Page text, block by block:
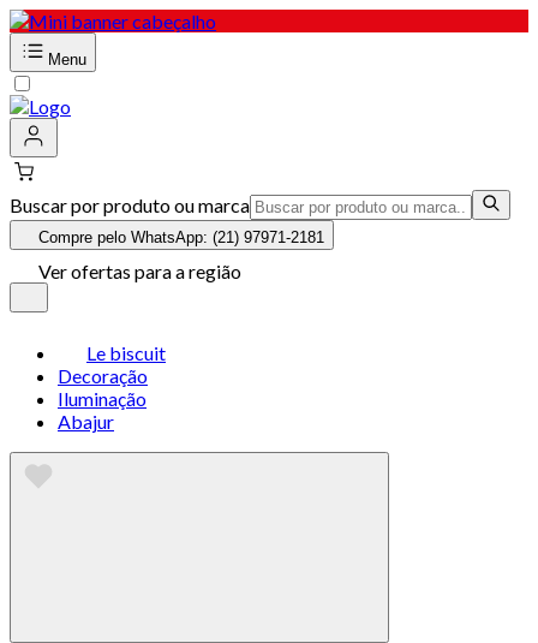
Menu
Buscar por produto ou marca
Compre pelo WhatsApp: (21) 97971-2181
Ver ofertas para a região
Le biscuit
Decoração
Iluminação
Abajur